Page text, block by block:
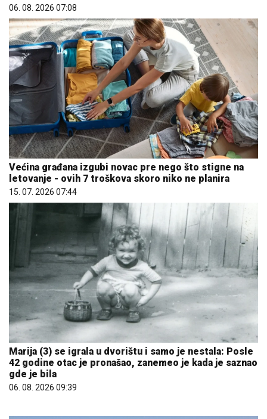
06. 08. 2026 07:08
Većina građana izgubi novac pre nego što stigne na
letovanje - ovih 7 troškova skoro niko ne planira
15. 07. 2026 07:44
Marija (3) se igrala u dvorištu i samo je nestala: Posle
42 godine otac je pronašao, zanemeo je kada je saznao
gde je bila
06. 08. 2026 09:39